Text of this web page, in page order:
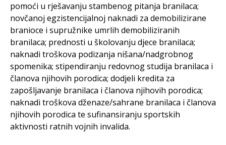
pomoći u rješavanju stambenog pitanja branilaca;
novčanoj egzistencijalnoj naknadi za demobilizirane
branioce i supružnike umrlih demobiliziranih
branilaca; prednosti u školovanju djece branilaca;
naknadi troškova podizanja nišana/nadgrobnog
spomenika; stipendiranju redovnog studija branilaca i
članova njihovih porodica; dodjeli kredita za
zapošljavanje branilaca i članova njihovih porodica;
naknadi troškova dženaze/sahrane branilaca i članova
njihovih porodica te sufinansiranju sportskih
aktivnosti ratnih vojnih invalida.